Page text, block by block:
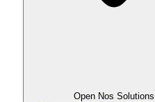
Open Nos Solutions